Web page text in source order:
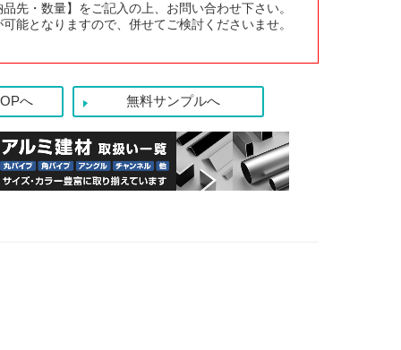
先・数量】をご記入の上、お問い合わせ下さい。
能となりますので、併せてご検討くださいませ。
へ 無料サンプルへ